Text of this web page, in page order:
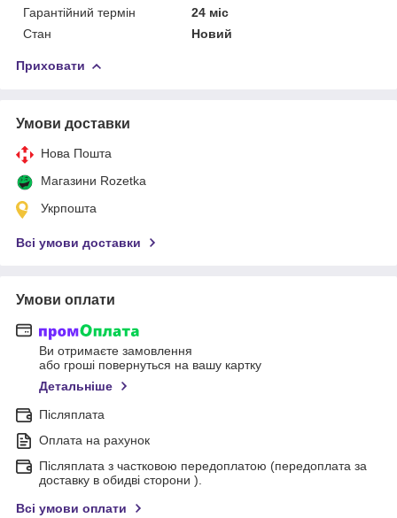
Гарантійний термін
24 міс
Стан
Новий
Приховати
Умови доставки
Нова Пошта
Магазини Rozetka
Укрпошта
Всі умови доставки
Умови оплати
Ви отримаєте замовлення
або гроші повернуться на вашу картку
Детальніше
Післяплата
Оплата на рахунок
Післяплата з частковою передоплатою (передоплата за
доставку в обидві сторони ).
Всі умови оплати